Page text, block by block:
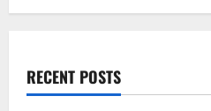
RECENT POSTS